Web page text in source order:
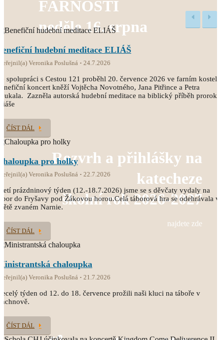
FARNOSTI
neděle 16. srpna
Rozvrh a přihlášky na
katecheze
školní rok 2026-2027
najdete zde
hudební meditace ELIÁŠ
Veronika Poslušná 24.7.2026
spolupráci s Cestou 121 proběhl 20. července 2026 ve farním kostele
koncert kněží Vojtěcha Novotného, Jana Pitřince a Petra
Zazněla autorská hudební meditace na biblický příběh proroka
ČÍST DÁL
pro holky
Veronika Poslušná 22.7.2026
prázdninový týden (12.-18.7.2026) jsme se s děvčaty vydaly na
do Fryšavy pod Žákovou horou.Celá táborová hra se odehrávala
zvaném Narnie.
ČÍST DÁL
chaloupka
Veronika Poslušná 21.7.2026
týden od 12. do 18. července prožili naši kluci na táboře v
ČÍST DÁL